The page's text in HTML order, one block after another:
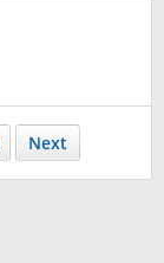
Next